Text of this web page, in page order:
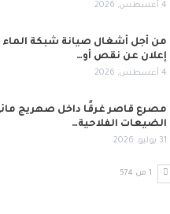
4 أغسطس, 2026
من أجل أشغال صيانة شبكة
إعلان عن نقص أو…
4 أغسطس, 2026
مصرع قاصر غرقًا داخل صهريج
الضيعات الفلاحية…
31 يوليو, 2026
1 من 574